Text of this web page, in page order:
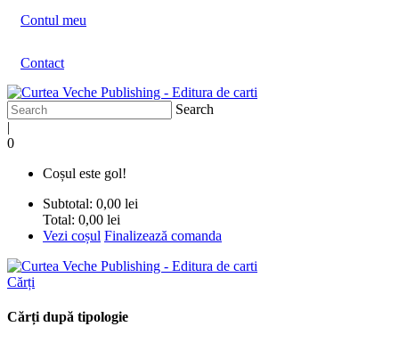
Contul meu
Contact
Search
|
0
Coșul este gol!
Subtotal: 0,00 lei
Total: 0,00 lei
Vezi coșul Finalizează comanda
Cărți
Cărți după tipologie